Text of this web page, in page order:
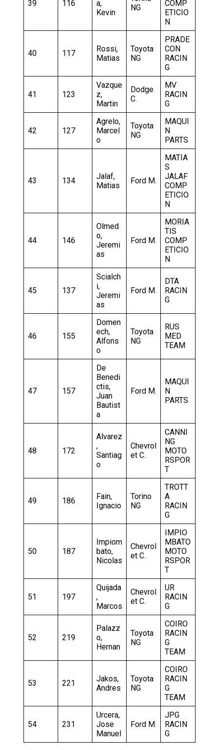
39 116
a,
Kevin
NG
COMP
ETICIO
N
40 117
Rossi,
Matias
Toyota
NG
PRADE
CON
RACIN
G
41 123
Vazque
z,
Martin
Dodge
C.
MV
RACIN
G
42 127
Agrelo,
Marcel
o
Toyota
NG
MAQUI
N
PARTS
43 134
Jalaf,
Matias
Ford M.
MATIA
S
JALAF
COMP
ETICIO
N
44 146
Olmed
o,
Jeremi
as
Ford M.
MORIA
TIS
COMP
ETICIO
N
45 137
Scialch
i,
Jeremi
as
Ford M.
DTA
RACIN
G
46 155
Domen
ech,
Alfons
o
Toyota
NG
RUS
MED
TEAM
47 157
De
Benedi
ctis,
Juan
Bautist
a
Ford M.
MAQUI
N
PARTS
48 172
Alvarez
,
Santiag
o
Chevrol
et C.
CANNI
NG
MOTO
RSPOR
T
49 186
Fain,
Ignacio
Torino
NG
TROTT
A
RACIN
G
50 187
Impiom
bato,
Nicolas
Chevrol
et C.
IMPIO
MBATO
MOTO
RSPOR
T
51 197
Quijada
,
Marcos
Chevrol
et C.
UR
RACIN
G
52 219
Palazz
o,
Hernan
Toyota
NG
COIRO
RACIN
G
TEAM
53 221
Jakos,
Andres
Toyota
NG
COIRO
RACIN
G
TEAM
54 231
Urcera,
Jose
Manuel
Ford M.
JPG
RACIN
G